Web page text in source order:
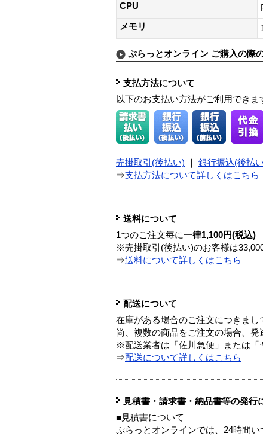
CPU
メモリ
ぷらっとオンライン ご購入の際
支払方法について
以下のお支払い方法がご利用できま
売掛取引(後払い) 銀行振込(後払
⇒支払方法について詳しくはこちら
送料について
1つのご注文毎に一律1,100円(税込)
※売掛取引(後払い)のお客様は
⇒送料について詳しくはこちら
配送について
在庫がある場合のご注文につきまし
尚、複数の商品をご注文の場合、発
※配送業者は「佐川急便」または「
⇒配送について詳しくはこちら
見積書・請求書・納品書等の発行
■見積書について
ぷらっとオンラインでは、24時間